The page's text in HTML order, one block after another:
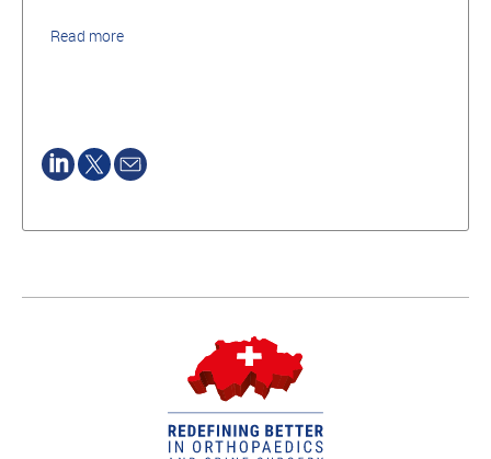
Read more